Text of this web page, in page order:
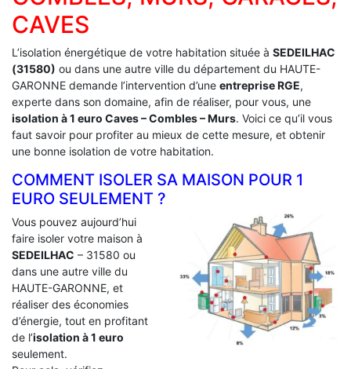
CAVES
L’isolation énergétique de votre habitation située à SEDEILHAC
(31580) ou dans une autre ville du département du HAUTE-
GARONNE demande l’intervention d’une entreprise RGE,
experte dans son domaine, afin de réaliser, pour vous, une
isolation à 1 euro Caves – Combles – Murs. Voici ce qu’il vous
faut savoir pour profiter au mieux de cette mesure, et obtenir
une bonne isolation de votre habitation.
COMMENT ISOLER SA MAISON POUR 1
EURO SEULEMENT ?
Vous pouvez aujourd’hui
faire isoler votre maison à
SEDEILHAC – 31580 ou
dans une autre ville du
HAUTE-GARONNE, et
réaliser des économies
d’énergie, tout en profitant
de l’isolation à 1 euro
seulement.